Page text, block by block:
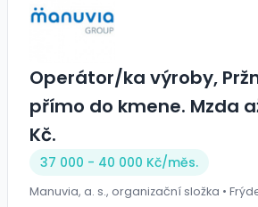
Operátor/ka výroby,
přímo do kmene. Mzda
Kč.
37 000 - 40 000 Kč/měs.
Manuvia, a. s., organizační složka •